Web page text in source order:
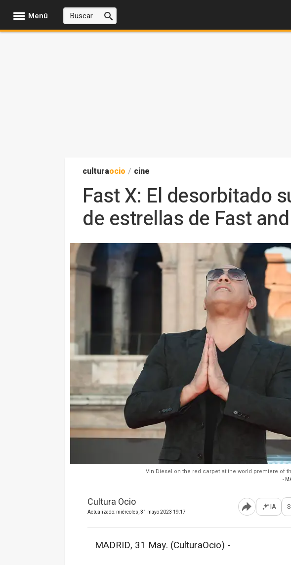
Menú
culturaocio / cine
Fast X: El desorbitado
de estrellas de Fast
Vin Diesel on the red carpet at the world premiere of
-
Cultura Ocio
Actualizado: miércoles, 31 mayo 2023 19:17 Abrir IA
MADRID, 31 May. (CulturaOcio) -